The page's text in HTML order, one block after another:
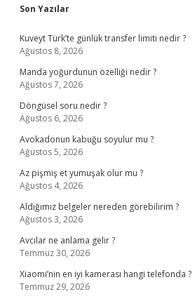
Sidebar
Son Yazılar
Kuveyt Türk’te günlük transfer limiti nedir ?
Ağustos 8, 2026
Manda yoğurdunun özelliği nedir ?
Ağustos 7, 2026
Döngüsel soru nedir ?
Ağustos 6, 2026
Avokadonun kabuğu soyulur mu ?
Ağustos 5, 2026
Az pişmiş et yumuşak olur mu ?
Ağustos 4, 2026
Aldığımız belgeler nereden görebilirim ?
Ağustos 3, 2026
Avcılar ne anlama gelir ?
Temmuz 30, 2026
Xiaomi’nin en iyi kamerası hangi telefonda ?
Temmuz 29, 2026